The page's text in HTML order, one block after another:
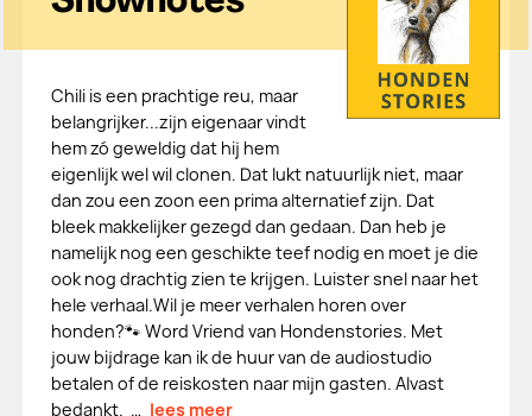
Chili is een prachtige reu, maar
belangrijker...zijn eigenaar vindt
hem zó geweldig dat hij hem
eigenlijk wel wil clonen. Dat lukt natuurlijk niet, maar
dan zou een zoon een prima alternatief zijn. Dat
bleek makkelijker gezegd dan gedaan. Dan heb je
namelijk nog een geschikte teef nodig en moet je die
ook nog drachtig zien te krijgen. Luister snel naar het
hele verhaal.Wil je meer verhalen horen over
honden?🐾 Word Vriend van Hondenstories. Met
jouw bijdrage kan ik de huur van de audiostudio
betalen of de reiskosten naar mijn gasten. Alvast
bedankt. ⁠⁠⁠… lees meer